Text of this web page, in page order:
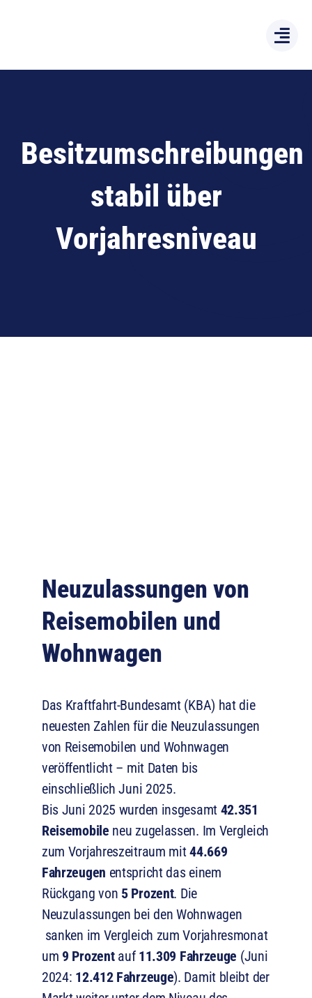
Besitzumschreibungen
stabil über
Vorjahresniveau
Neuzulassungen von
Reisemobilen und
Wohnwagen
Das Kraftfahrt-Bundesamt (KBA) hat die
neuesten Zahlen für die Neuzulassungen
von Reisemobilen und Wohnwagen
veröffentlicht – mit Daten bis
einschließlich Juni 2025.
Bis Juni 2025 wurden insgesamt 42.351
Reisemobile neu zugelassen. Im Vergleich
zum Vorjahreszeitraum mit44.669
Fahrzeugen entspricht das einem
Rückgang von 5 Prozent. Die
Neuzulassungen bei den Wohnwagen
sanken im Vergleich zum Vorjahresmonat
um 9 Prozentauf 11.309 Fahrzeuge (Juni
2024: 12.412 Fahrzeuge). Damit bleibt der